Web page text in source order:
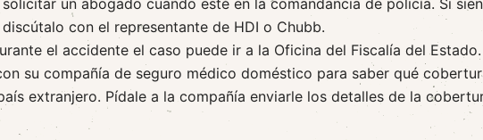
un abogado cuando esté en la comandancia de policía. Si
con el representante de HDI o Chubb.
el accidente el caso puede ir a la Oficina del Fiscalía del Estado.
su compañía de seguro médico doméstico para saber qué
extranjero. Pídale a la compañía enviarle los detalles de la